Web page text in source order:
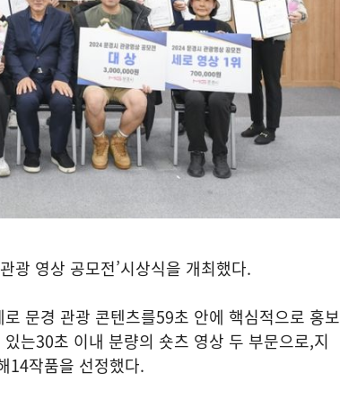
광 영상 공모전’시상식을 개최했다.
문경 관광 콘텐츠를59초 안에 핵심적으로 홍보
는30초 이내 분량의 숏츠 영상 두 부문으로,지
14작품을 선정했다.